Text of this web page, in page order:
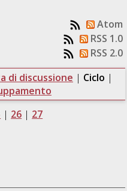
Atom
RSS 1.0
RSS 2.0
di discussione | Ciclo |
| 26 | 27